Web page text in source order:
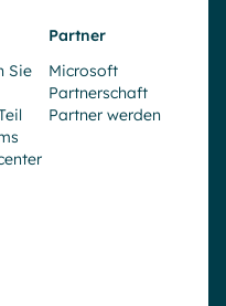
Sie
Partner
Microsoft
Partnerschaft
Partner werden